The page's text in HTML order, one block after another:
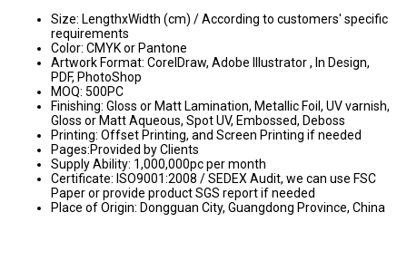
Size: LengthxWidth (cm) / According to customers' specific
requirements
Color: CMYK or Pantone
Artwork Format: CorelDraw, Adobe Illustrator , In Design,
PDF, PhotoShop
MOQ: 500PC
Finishing: Gloss or Matt Lamination, Metallic Foil, UV varnish,
Gloss or Matt Aqueous, Spot UV, Embossed, Deboss
Printing: Offset Printing, and Screen Printing if needed
Pages:Provided by Clients
Supply Ability: 1,000,000pc per month
Certificate: ISO9001:2008 / SEDEX Audit, we can use FSC
Paper or provide product SGS report if needed
Place of Origin: Dongguan City, Guangdong Province, China